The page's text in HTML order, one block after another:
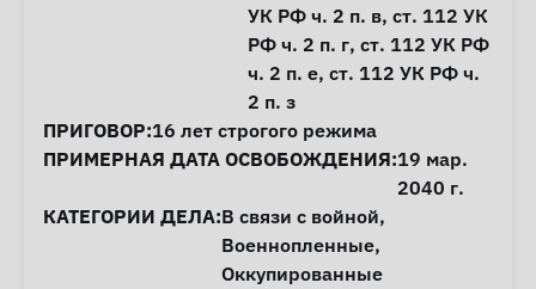
УК РФ ч. 2 п. в, ст. 112 УК
РФ ч. 2 п. г, ст. 112 УК РФ
ч. 2 п. е, ст. 112 УК РФ ч.
2 п. з
ПРИГОВОР:16 лет строгого режима
ПРИМЕРНАЯ ДАТА ОСВОБОЖДЕНИЯ:19 мар.
2040 г.
КАТЕГОРИИ ДЕЛА:В связи с войной,
Военнопленные,
Оккупированные